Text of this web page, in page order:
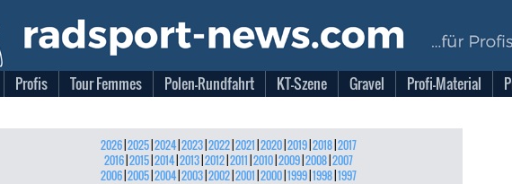
Profis Tour Femmes Polen-Rundfahrt KT-Szene Gravel Profi-Material
2026| 2025| 2024| 2023| 2022| 2021 2020| 2019| 2018| 2017
2016| 2015| 2014| 2013| 2012| 2011 2010| 2009| 2008| 2007
2006| 2005| 2004| 2003| 2002| 2001 2000| 1999| 1998| 1997